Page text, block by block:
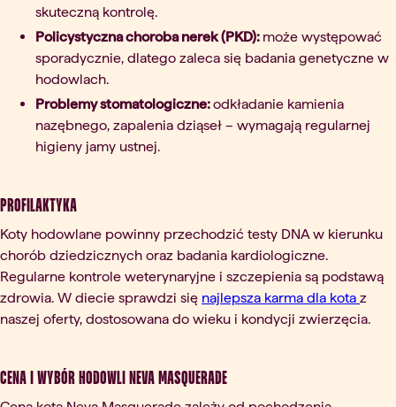
skuteczną kontrolę.
Policystyczna choroba nerek (PKD): może występować
sporadycznie, dlatego zaleca się badania genetyczne w
hodowlach.
Problemy stomatologiczne:odkładanie kamienia
nazębnego, zapalenia dziąseł – wymagają regularnej
higieny jamy ustnej.
Profilaktyka
Koty hodowlane powinny przechodzić testy DNA w kierunku
chorób dziedzicznych oraz badania kardiologiczne.
Regularne kontrole weterynaryjne i szczepienia są podstawą
zdrowia. W diecie sprawdzi się najlepsza karma dla kota z
naszej oferty, dostosowana do wieku i kondycji zwierzęcia.
Cena i wybór hodowli Neva Masquerade